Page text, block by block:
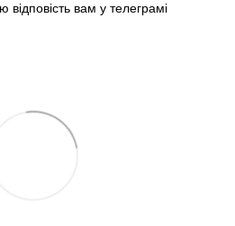
вам у телеграмі